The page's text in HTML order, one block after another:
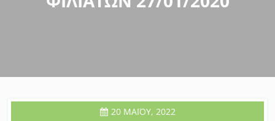
20 ΜΑΪ́ΟΥ, 2022